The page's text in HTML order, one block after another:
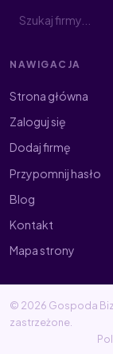
NAWIGACJA
Strona główna
Zaloguj się
Dodaj firmę
Przypomnij hasło
Blog
Kontakt
Mapa strony
© 2026 Gospoda
zastrzeżone.